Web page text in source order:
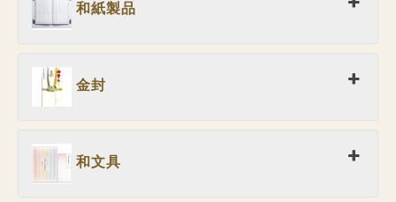
和紙製品
金封
和文具